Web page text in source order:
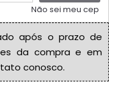
Não sei meu cep
após o prazo de
da compra e em
conosco.